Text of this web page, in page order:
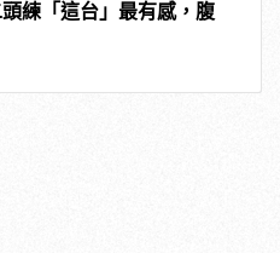
練「這台」最有感，腹